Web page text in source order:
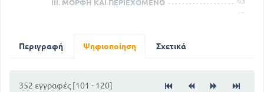
ΙΙΙ. ΜΟΡΦΗ ΚΑΙ ΠΕΡΙΕΧΟΜΕΝΟ
45
Β. Η ΨΥΧΟΛΟΓΙΚΗ ΑΝΑΛΥΣΗ
ΑΝΔΡΕΑΣ ΚΑΛΒΟΣ
Περιγραφή Ψηφιοποίηση Σχετικά
352 εγγραφές [101 - 120]